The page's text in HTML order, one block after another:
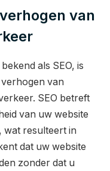
van
als SEO, is
van
SEO betreft
van uw website
wat resulteert in
dat uw website
zonder dat u